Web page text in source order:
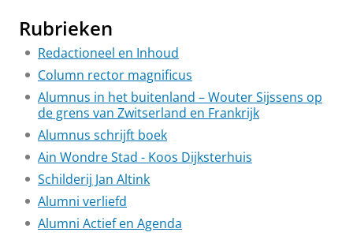
Rubrieken
Redactioneel en Inhoud
Column rector magnificus
Alumnus in het buitenland – Wouter Sijssens op
de grens van Zwitserland en Frankrijk
Alumnus schrijft boek
Ain Wondre Stad - Koos Dijksterhuis
Schilderij Jan Altink
Alumni verliefd
Alumni Actief en Agenda